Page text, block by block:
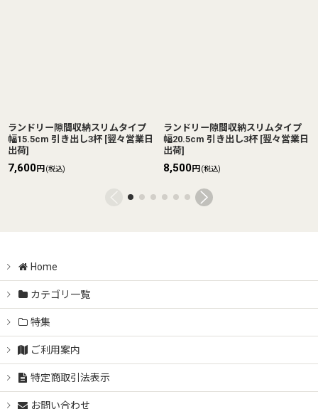
ランドリー隙間収納スリムタイプ
幅15.5cm 引き出し3杯 [翌々営業日
出荷]
7,600円(税込)
ランドリー隙間収納スリムタイプ
幅20.5cm 引き出し3杯 [翌々営業日
出荷]
8,500円(税込)
Home
カテゴリ一覧
特集
ご利用案内
特定商取引法表示
お問い合わせ